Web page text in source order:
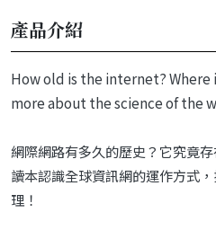
產品介紹
How old is the internet?
more about the science of the
網際網路有多久的歷史？它究竟
讀本認識全球資訊網的運作方式
理！